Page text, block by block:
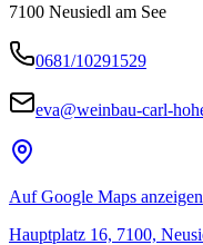
7100 Neusiedl am See
0681/10291529
eva@weinbau-carl-
Auf Google Maps anzeigen
Hauptplatz 16, 7100,